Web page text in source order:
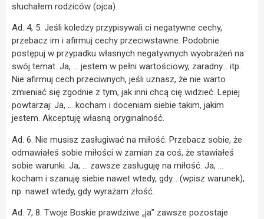
słuchałem rodziców (ojca).
Ad. 4, 5. Jeśli koledzy przypisywali ci negatywne cechy,
przebacz im i afirmuj cechy przeciwstawne. Podobnie
postępuj w przypadku własnych negatywnych wyobrażeń na
swój temat. Ja, … jestem w pełni wartościowy, zaradny… itp.
Nie afirmuj cech przeciwnych, jeśli uznasz, że nie warto
zmieniać się zgodnie z tym, jak inni chcą cię widzieć. Lepiej
powtarzaj: Ja, … kocham i doceniam siebie takim, jakim
jestem. Akceptuję własną oryginalność.
Ad. 6. Nie musisz zasługiwać na miłość. Przebacz sobie, że
odmawiałeś sobie miłości w zamian za coś, że stawiałeś
sobie warunki. Ja, … zawsze zasługuję na miłość. Ja, …
kocham i szanuję siebie nawet wtedy, gdy… (wpisz warunek),
np. nawet wtedy, gdy wyrażam złość.
Ad. 7, 8. Twoje Boskie prawdziwe „ja” zawsze pozostaje